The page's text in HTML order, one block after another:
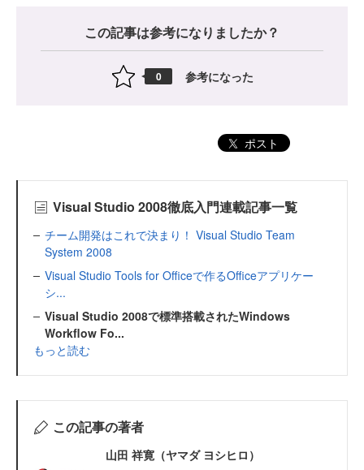
この記事は参考になりましたか？
0 参考になった
ポスト
Visual Studio 2008徹底入門連載記事一覧
チーム開発はこれで決まり！ Visual Studio Team
System 2008
Visual Studio Tools for Officeで作るOfficeアプリケー
シ...
Visual Studio 2008で標準搭載されたWindows
Workflow Fo...
もっと読む
この記事の著者
山田 祥寛（ヤマダ ヨシヒロ）